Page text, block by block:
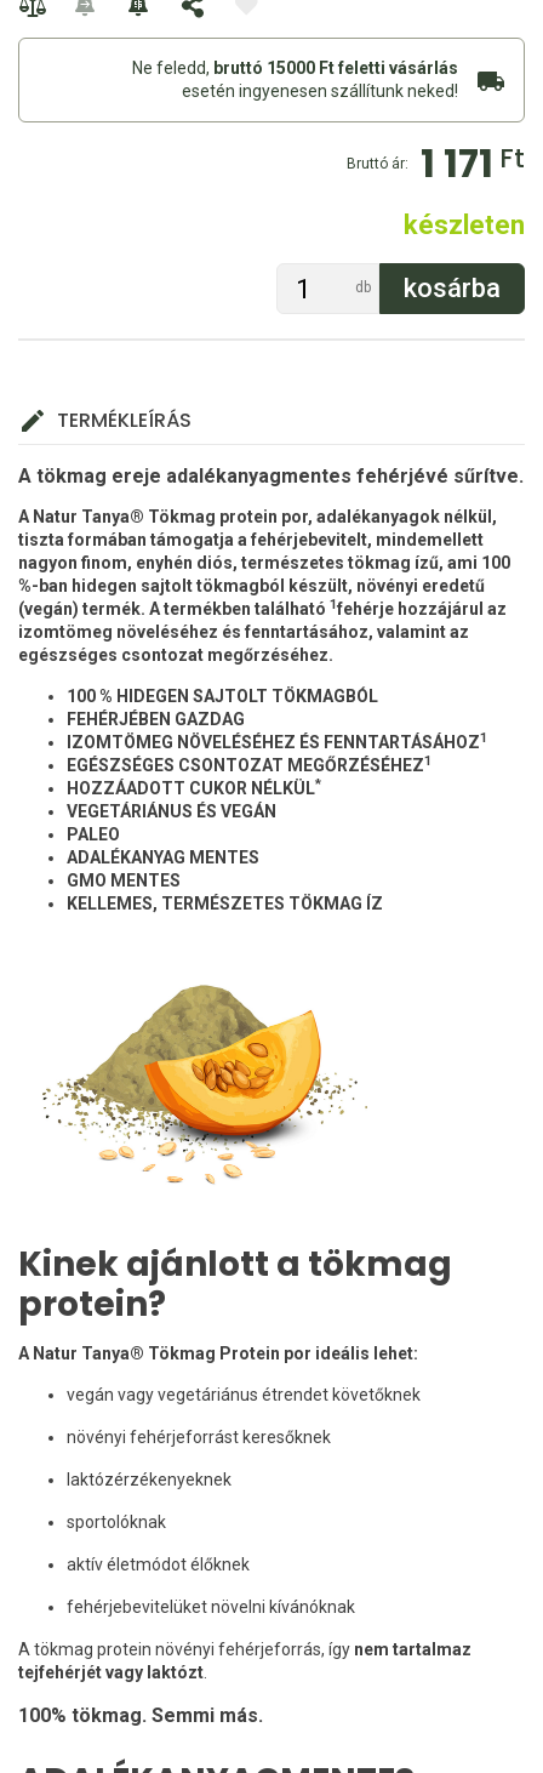
Ne feledd, bruttó 15000 Ft feletti vásárlás
esetén ingyenesen szállítunk neked!
Bruttó ár: 1 171 Ft
készleten
db
TERMÉKLEÍRÁS
A tökmag ereje adalékanyagmentes fehérjévé sűrítve.
A Natur Tanya® Tökmag protein por, adalékanyagok nélkül,
tiszta formában támogatja a fehérjebevitelt, mindemellett
nagyon finom, enyhén diós, természetes tökmag ízű, ami 100
%-ban hidegen sajtolt tökmagból készült, növényi eredetű
(vegán) termék. A termékben található 1fehérje hozzájárul az
izomtömeg növeléséhez és fenntartásához, valamintaz
egészséges csontozat megőrzéséhez.
100 % HIDEGEN SAJTOLT TÖKMAGBÓL
FEHÉRJÉBEN GAZDAG
IZOMTÖMEG NÖVELÉSÉHEZ ÉS FENNTARTÁSÁHOZ1
EGÉSZSÉGES CSONTOZAT MEGŐRZÉSÉHEZ1
HOZZÁADOTT CUKOR NÉLKÜL*
VEGETÁRIÁNUS ÉS VEGÁN
PALEO
ADALÉKANYAG MENTES
GMO MENTES
KELLEMES, TERMÉSZETES TÖKMAG ÍZ
Kinek ajánlott a tökmag
protein?
A Natur Tanya® Tökmag Protein por ideális lehet:
vegán vagy vegetáriánus étrendet követőknek
növényi fehérjeforrást keresőknek
laktózérzékenyeknek
sportolóknak
aktív életmódot élőknek
fehérjebevitelüket növelni kívánóknak
A tökmag protein növényi fehérjeforrás, így nem tartalmaz
tejfehérjét vagy laktózt.
100% tökmag. Semmi más.